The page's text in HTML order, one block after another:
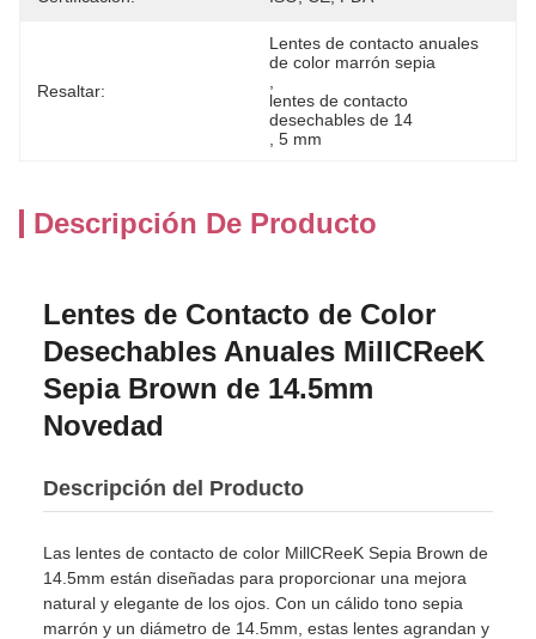
Resaltar:
Lentes de contacto anuales
de color marrón sepia
lentes de contacto
desechables de 14
5 mm
Descripción De Producto
Lentes de Contacto de Color
Desechables Anuales MillCReeK
Sepia Brown de 14.5mm
Novedad
Descripción del Producto
Las lentes de contacto de color MillCReeK Sepia Brown de
14.5mm están diseñadas para proporcionar una mejora
natural y elegante de los ojos. Con un cálido tono sepia
marrón y un diámetro de 14.5mm, estas lentes agrandan y